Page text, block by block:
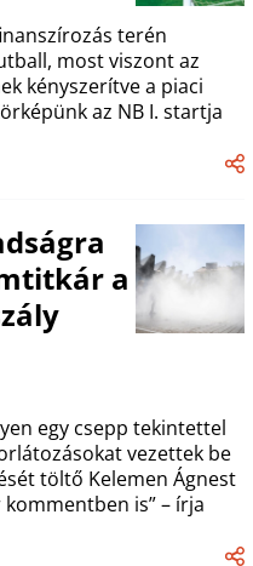
terén
most viszont az
kényszerítve a piaci
az NB I. startja
a
egy csepp tekintettel
vezettek be
töltő Kelemen Ágnest
is” – írja